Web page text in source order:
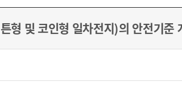
형 및 코인형 일차전지)의 안전기준